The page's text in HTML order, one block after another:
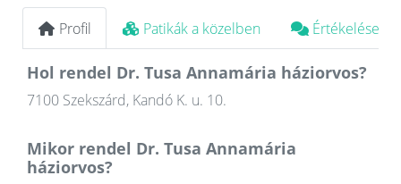
Profil Patikák a közelben Értékelések
Hol rendel Dr. Tusa Annamária háziorvos?
7100 Szekszárd, Kandó K. u. 10.
Mikor rendel Dr. Tusa Annamária
háziorvos?